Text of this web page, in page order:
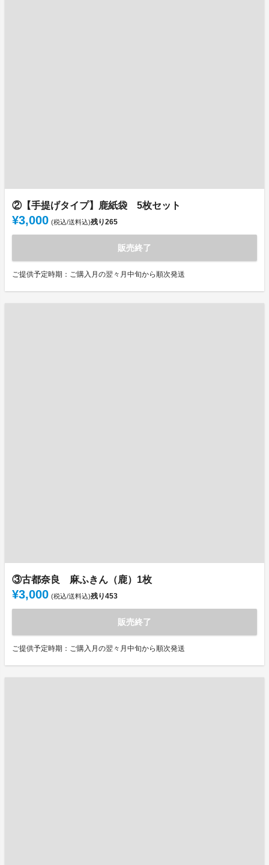
②【手提げタイプ】鹿紙袋 5枚セット
¥3,000 (税込/送料込)残り265
販売終了
ご提供予定時期：ご購入月の翌々月中旬から順次発送
③古都奈良 麻ふきん（鹿）1枚
¥3,000 (税込/送料込)残り453
販売終了
ご提供予定時期：ご購入月の翌々月中旬から順次発送